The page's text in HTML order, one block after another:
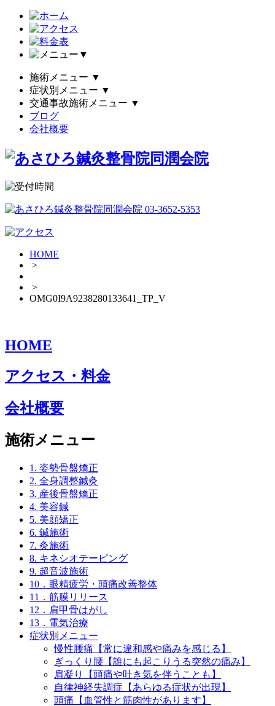
▼
施術メニュー ▼
症状別メニュー ▼
交通事故施術メニュー ▼
ブログ
会社概要
HOME
>
>
OMG0I9A9238280133641_TP_V
HOME
アクセス・料金
会社概要
施術メニュー
1. 姿勢骨盤矯正
2. 全身調整鍼灸
3. 産後骨盤矯正
4. 美容鍼
5. 美顔矯正
6. 鍼施術
7. 灸施術
8. キネシオテーピング
9. 超音波施術
10．眼精疲労・頭痛改善整体
11．筋膜リリース
12．肩甲骨はがし
13．電気治療
症状別メニュー
慢性腰痛【常に違和感や痛みを感じる】
ぎっくり腰【誰にも起こりうる突然の痛み】
肩凝り【頭痛や吐き気を伴うことも】
自律神経失調症【あらゆる症状が出現】
頭痛【血管性と筋肉性があります】